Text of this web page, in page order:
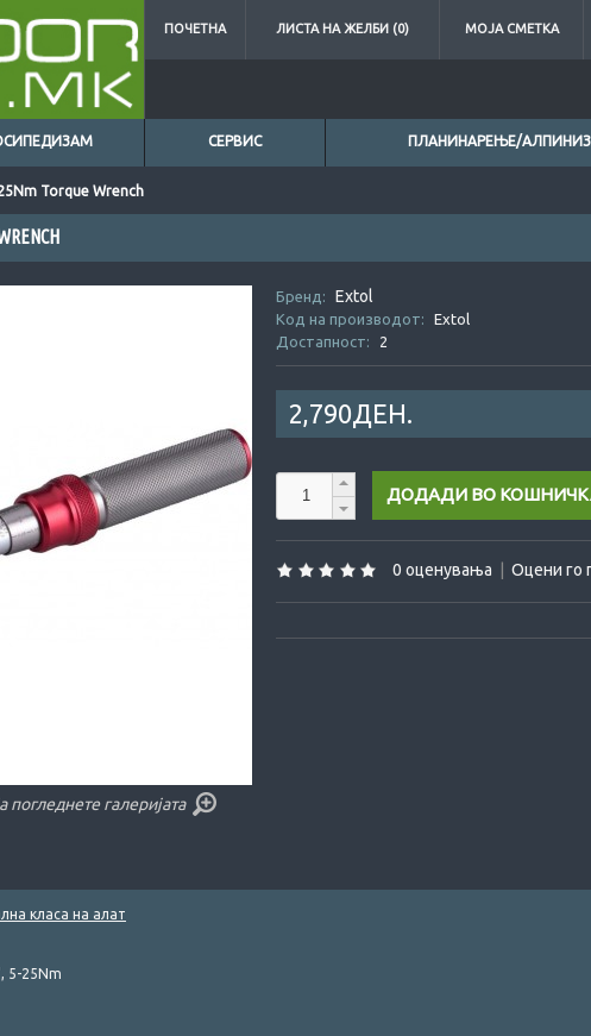
ПОЧЕТНА ЛИСТА НА ЖЕЛБИ (0) МОЈА СМЕТКА
СЕРВИС ПЛАНИНАРЕЊЕ/
Torque Wrench
0ден.
погледнете галеријата
Бренд: Extol
Код на производот:
Extol
Достапност:
2
2,790ДЕН.
0 оценувања Оцени го
класа на алат
5-25Nm